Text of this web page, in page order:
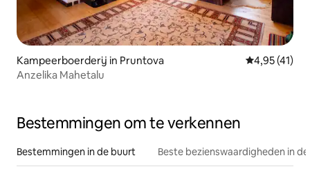
Kampeerboerderij in Pruntova Gemiddelde
4,95 (41)
Anzelika Mahetalu
Bestemmingen om te verkennen
Bestemmingen in de buurt Beste bezienswaardigheden in